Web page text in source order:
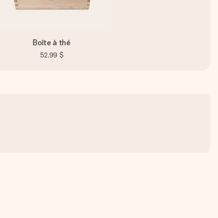
Boîte à thé
52,99 $